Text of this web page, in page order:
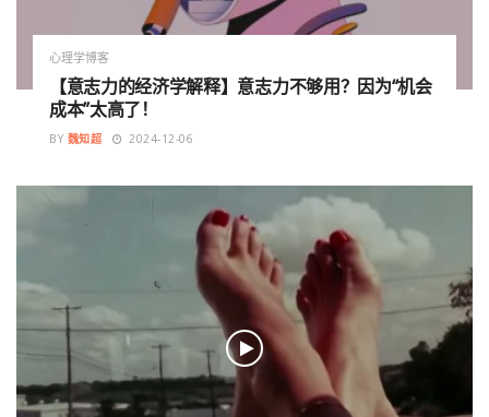
心理学博客
【意志力的经济学解释】意志力不够用？因为“机会
成本”太高了！
BY 魏知超 2024-12-06